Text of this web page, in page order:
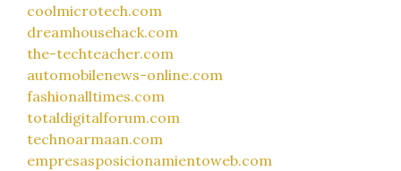
coolmicrotech.com
dreamhousehack.com
the-techteacher.com
automobilenews-online.com
fashionalltimes.com
totaldigitalforum.com
technoarmaan.com
empresasposicionamientoweb.com